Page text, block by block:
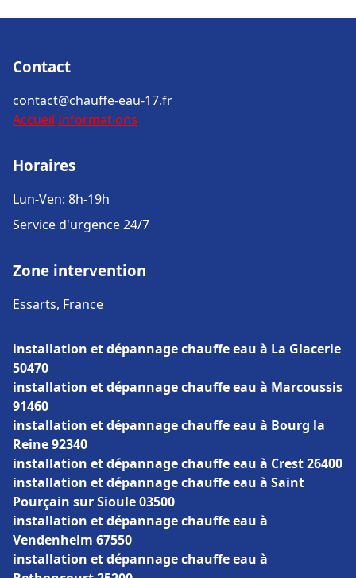
Contact
contact@chauffe-eau-17.fr
Accueil Informations
Horaires
Lun-Ven: 8h-19h
Service d'urgence 24/7
Zone intervention
Essarts, France
installation et dépannage chauffe eau à La Glacerie
50470
installation et dépannage chauffe eau à Marcoussis
91460
installation et dépannage chauffe eau à Bourg la
Reine 92340
installation et dépannage chauffe eau à Crest 26400
installation et dépannage chauffe eau à Saint
Pourçain sur Sioule 03500
installation et dépannage chauffe eau à
Vendenheim 67550
installation et dépannage chauffe eau à